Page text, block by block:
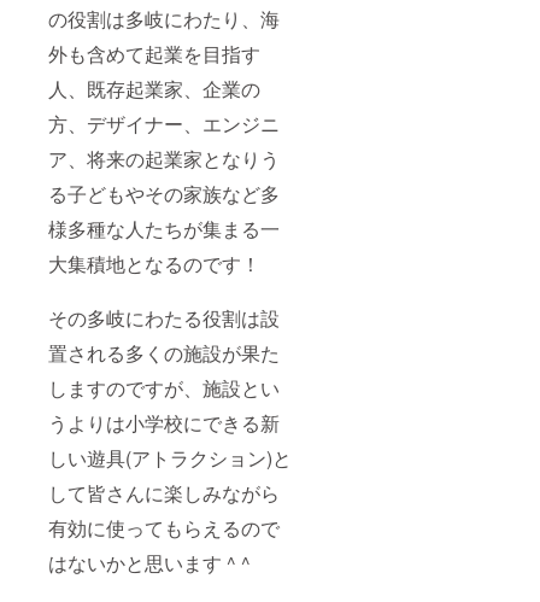
の役割は多岐にわたり、海
外も含めて起業を目指す
人、既存起業家、企業の
方、デザイナー、エンジニ
ア、将来の起業家となりう
る子どもやその家族など多
様多種な人たちが集まる一
大集積地となるのです！
その多岐にわたる役割は設
置される多くの施設が果た
しますのですが、施設とい
うよりは小学校にできる新
しい遊具(アトラクション)と
して皆さんに楽しみながら
有効に使ってもらえるので
はないかと思います ^ ^